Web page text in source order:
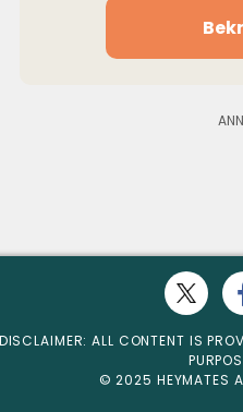
ALL CONTENT IS
© 2025 HEYMATES